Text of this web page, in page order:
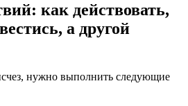
как действовать,
а другой
нужно выполнить следующие